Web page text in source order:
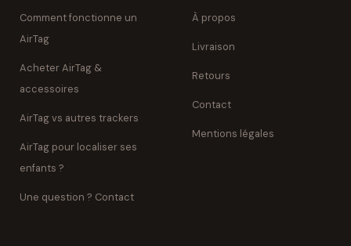
Comment fonctionne un
AirTag
Acheter AirTag &
accessoires
AirTag vs autres trackers
AirTag pour localiser ses
enfants ?
Une question ? Contact
À propos
Livraison
Retours
Contact
Mentions légales